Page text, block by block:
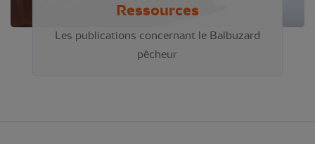
Ressources
Les publications concernant le Balbuzard
pêcheur